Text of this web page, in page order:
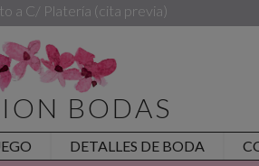
a C/ Platería (cita previa)
BODAS
DETALLES DE BODA